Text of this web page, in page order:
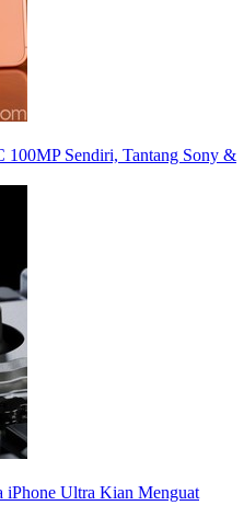
Sendiri, Tantang Sony &
iPhone Ultra Kian Menguat